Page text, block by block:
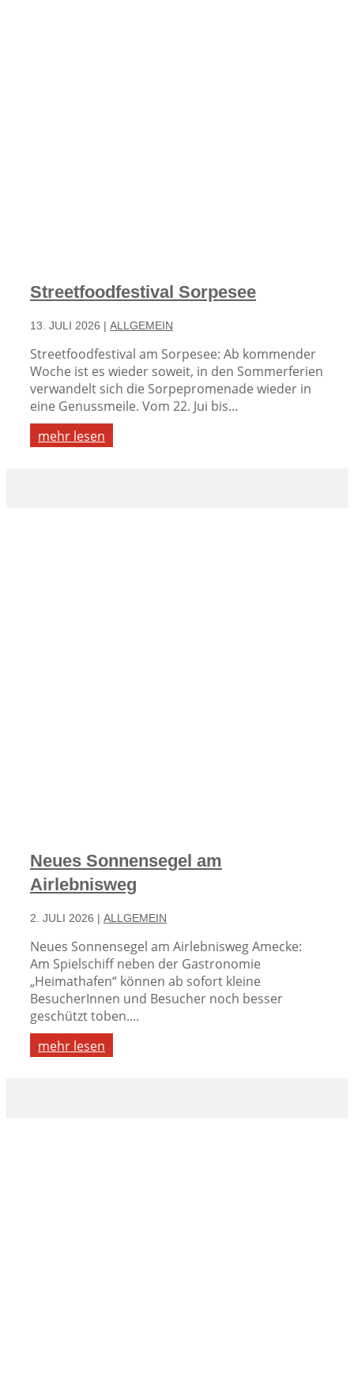
Streetfoodfestival Sorpesee
13. JULI 2026 | ALLGEMEIN
Streetfoodfestival am Sorpesee: Ab kommender
Woche ist es wieder soweit, in den Sommerferien
verwandelt sich die Sorpepromenade wieder in
eine Genussmeile. Vom 22. Jui bis...
mehr lesen
Neues Sonnensegel am
Airlebnisweg
2. JULI 2026 | ALLGEMEIN
Neues Sonnensegel am Airlebnisweg Amecke:
Am Spielschiff neben der Gastronomie
„Heimathafen“ können ab sofort kleine
BesucherInnen und Besucher noch besser
geschützt toben....
mehr lesen